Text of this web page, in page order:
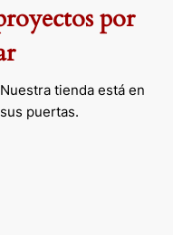
por
tienda está en
puertas.